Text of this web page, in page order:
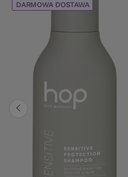
DARMOWA DOSTAWA